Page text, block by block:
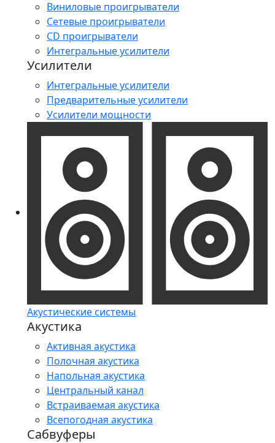
Виниловые проигрыватели
Сетевые проигрыватели
CD проигрыватели
Интегральные усилители
Усилители
Интегральные усилители
Предварительные усилители
Усилители мощности
Акустические системы
Акустика
Активная акустика
Полочная акустика
Напольная акустика
Центральный канал
Встраиваемая акустика
Всепогодная акустика
Сабвуферы